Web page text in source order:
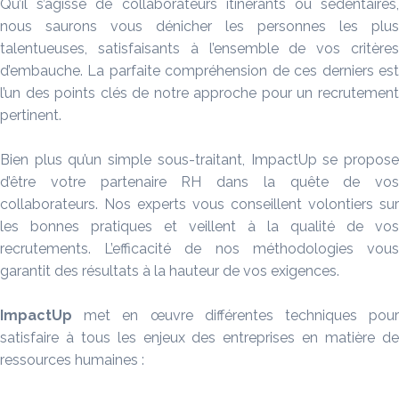
Qu’il s’agisse de collaborateurs itinérants ou sédentaires,
nous saurons vous dénicher les personnes les plus
talentueuses, satisfaisants à l’ensemble de vos critères
d’embauche. La parfaite compréhension de ces derniers est
l’un des points clés de notre approche pour un recrutement
pertinent.
Bien plus qu’un simple sous-traitant, ImpactUp se propose
d’être votre partenaire RH dans la quête de vos
collaborateurs. Nos experts vous conseillent volontiers sur
les bonnes pratiques et veillent à la qualité de vos
recrutements. L’efficacité de nos méthodologies vous
garantit des résultats à la hauteur de vos exigences.
ImpactUp met en œuvre différentes techniques pour
satisfaire à tous les enjeux des entreprises en matière de
ressources humaines :